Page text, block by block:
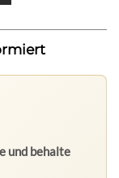
und behalte